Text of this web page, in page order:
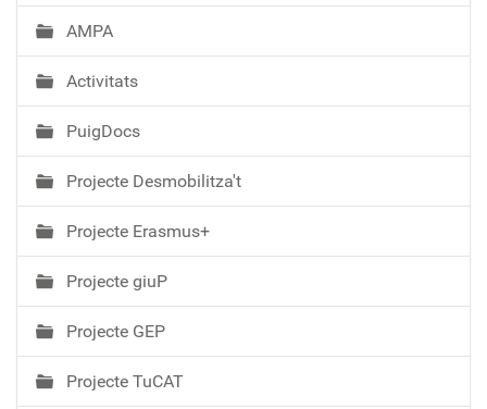
AMPA
Activitats
PuigDocs
Projecte Desmobilitza't
Projecte Erasmus+
Projecte giuP
Projecte GEP
Projecte TuCAT